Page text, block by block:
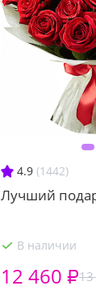
4.9 (1442)
Лучший
В наличии
12 460 ₽